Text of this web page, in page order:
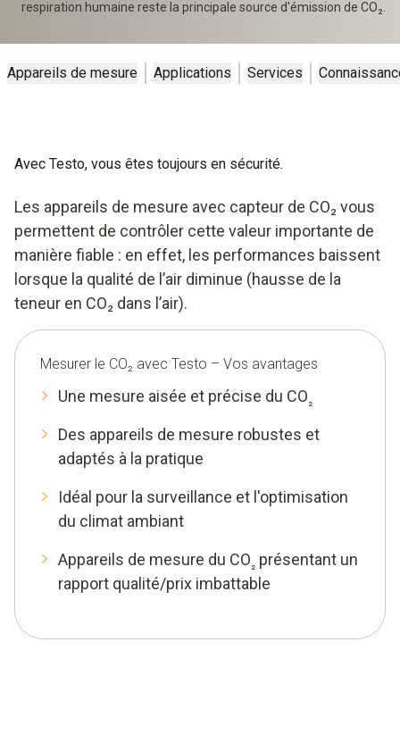
respiration humaine reste la principale source d'émission de CO₂.
Appareils de mesure Applications Services
Avec Testo, vous êtes toujours en sécurité.
Les appareils de mesure avec capteur de CO₂ vous
permettent de contrôler cette valeur importante de
manière fiable : en effet, les performances baissent
lorsque la qualité de l’air diminue (hausse de la
teneur en CO₂ dans l’air).
Mesurer le CO₂ avec Testo – Vos avantages
Une mesure aisée et précise du CO₂
Des appareils de mesure robustes et
adaptés à la pratique
Idéal pour la surveillance et l'optimisation
du climat ambiant
Appareils de mesure du CO₂ présentant un
rapport qualité/prix imbattable